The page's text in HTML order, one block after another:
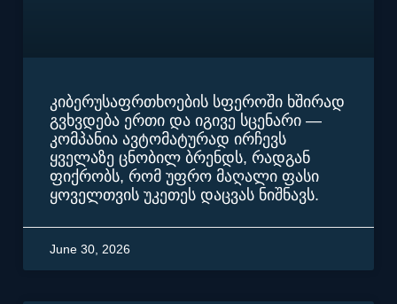
კიბერუსაფრთხოების სფეროში ხშირად
გვხვდება ერთი და იგივე სცენარი —
კომპანია ავტომატურად ირჩევს
ყველაზე ცნობილ ბრენდს, რადგან
ფიქრობს, რომ უფრო მაღალი ფასი
ყოველთვის უკეთეს დაცვას ნიშნავს.
June 30, 2026